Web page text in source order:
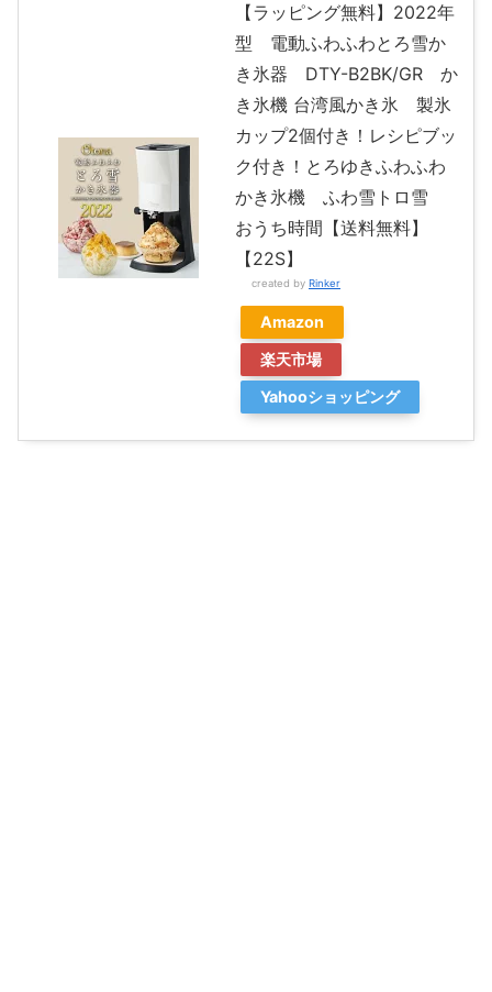
【ラッピング無料】2022年
型 電動ふわふわとろ雪か
き氷器 DTY-B2BK/GR か
き氷機 台湾風かき氷 製氷
カップ2個付き！レシピブッ
ク付き！とろゆきふわふわ
かき氷機 ふわ雪トロ雪
おうち時間【送料無料】
【22S】
created by Rinker
Amazon
楽天市場
Yahooショッピング